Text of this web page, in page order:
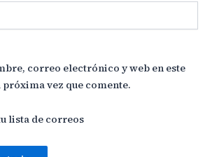
correo electrónico y web en este
vez que comente.
lista de correos